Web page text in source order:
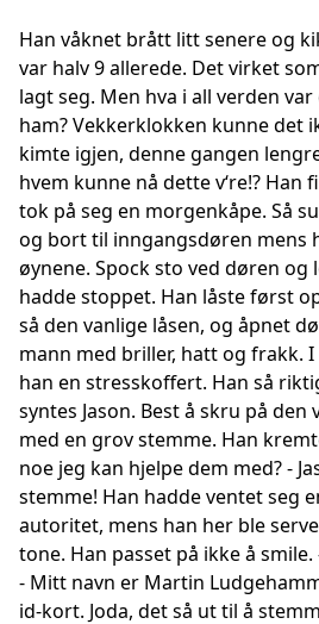
Han våknet brått litt senere og
var halv 9 allerede. Det virket
lagt seg. Men hva i all verden
ham? Vekkerklokken kunne det
kimte igjen, denne gangen
hvem kunne nå dette v‘re!? Han
tok på seg en morgenkåpe. Så
og bort til inngangsdøren mens
øynene. Spock sto ved døren
hadde stoppet. Han låste først
så den vanlige låsen, og åpnet
mann med briller, hatt og frakk.
han en stresskoffert. Han så
syntes Jason. Best å skru på den
med en grov stemme. Han
noe jeg kan hjelpe dem med? -
stemme! Han hadde ventet seg
autoritet, mens han her ble
tone. Han passet på ikke å
- Mitt navn er Martin
id-kort. Joda, det så ut til å